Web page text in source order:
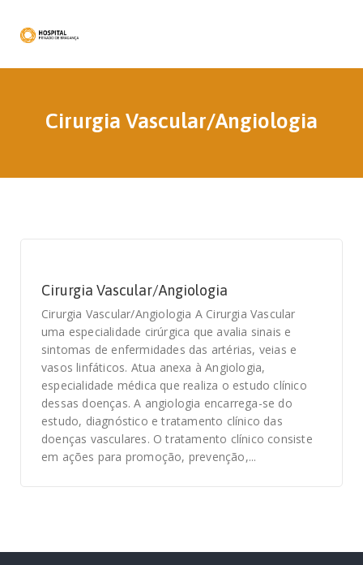
Cirurgia Vascular/Angiologia
Cirurgia Vascular/Angiologia
Cirurgia Vascular/Angiologia A Cirurgia Vascular
uma especialidade cirúrgica que avalia sinais e
sintomas de enfermidades das artérias, veias e
vasos linfáticos. Atua anexa à Angiologia,
especialidade médica que realiza o estudo clínico
dessas doenças. A angiologia encarrega-se do
estudo, diagnóstico e tratamento clínico das
doenças vasculares. O tratamento clínico consiste
em ações para promoção, prevenção,...